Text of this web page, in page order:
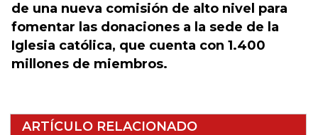
de una nueva comisión de alto nivel para
fomentar las donaciones a la sede de la
Iglesia católica, que cuenta con 1.400
millones de miembros.
ARTÍCULO RELACIONADO